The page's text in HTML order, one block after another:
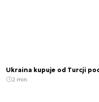
Ukraina kupuje od Turcji
2 min.